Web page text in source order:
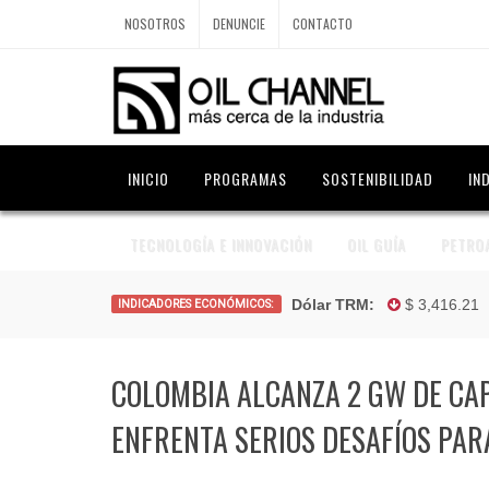
NOSOTROS DENUNCIE CONTACTO
INICIO PROGRAMAS SOSTENIBILIDAD
INDICADORES ECONÓMICOS:Dólar TRM: $ 3,416.21
COLOMBIA ALCANZA 2 GW DE
ENFRENTA SERIOS DESAFÍOS